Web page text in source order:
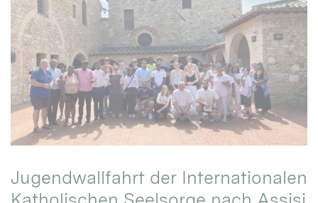
Jugendwallfahrt der Internationalen